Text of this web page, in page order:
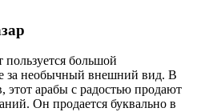
большой
за необычный внешний вид. В
этот арабы с радостью продают
Он продается буквально в